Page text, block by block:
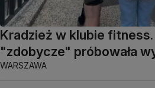
Kradzież w klubie fitness.
"zdobycze" próbowała
WARSZAWA